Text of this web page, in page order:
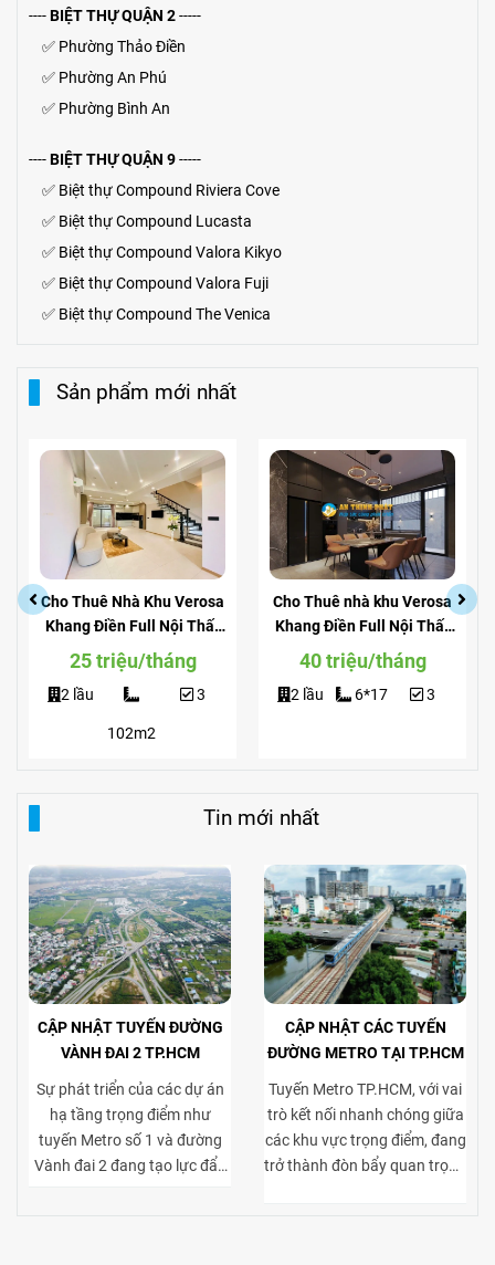
----BIỆT THỰ QUẬN 2-----
✅ Phường Thảo Điền
✅ Phường An Phú
✅ Phường Bình An
----BIỆT THỰ QUẬN 9-----
✅ Biệt thự Compound Riviera Cove
✅ Biệt thựCompound Lucasta
✅ Biệt thựCompound Valora Kikyo
✅ Biệt thự Compound Valora Fuji
✅ Biệt thự Compound The Venica
Sản phẩm mới nhất
Cho Thuê Nhà Khu Verosa
Khang Điền Full Nội Thất
Giá Siêu Rẻ
25 triệu/tháng
2 lầu
102m2
3
Cho Thuê nhà khu Verosa
Khang Điền Full Nội Thất
View Công Viên
40 triệu/tháng
2 lầu 6*17 3
Tin mới nhất
CẬP NHẬT TUYẾN ĐƯỜNG
VÀNH ĐAI 2 TP.HCM
Sự phát triển của các dự án
hạ tầng trọng điểm như
tuyến Metro số 1 và đường
Vành đai 2 đang tạo lực đẩy
CẬP NHẬT CÁC TUYẾN
ĐƯỜNG METRO TẠI TP.HCM
Tuyến Metro TP.HCM, với vai
trò kết nối nhanh chóng giữa
các khu vực trọng điểm, đang
trở thành đòn bẩy quan trọng